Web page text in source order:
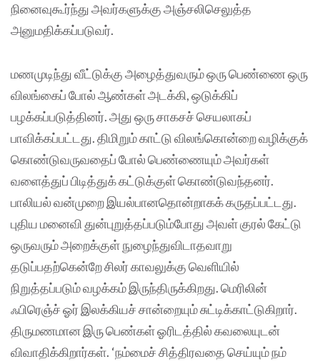
நினைவுகூர்ந்து அவர்களுக்கு அஞ்சலிசெலுத்த
அனுமதிக்கப்படுவர்.
மணமுடிந்து வீட்டுக்கு அழைத்துவரும் ஒரு பெண்ணை ஒரு
விலங்கைப் போல் ஆண்கள் அடக்கி, ஒடுக்கிப்
பழக்கப்படுத்தினர். அது ஒரு சாகசச் செயலாகப்
பாவிக்கப்பட்டது. திமிறும் காட்டு விலங்கொன்றை வழிக்குக்
கொண்டுவருவதைப் போல் பெண்ணையும் அவர்கள்
வளைத்துப் பிடித்துக் கட்டுக்குள் கொண்டுவந்தனர்.
பாலியல் வன்முறை இயல்பானதொன்றாகக் கருதப்பட்டது.
புதிய மனைவி துன்புறுத்தப்படும்போது அவள் குரல் கேட்டு
ஒருவரும் அறைக்குள் நுழைந்துவிடாதவாறு
தடுப்பதற்கென்றே சிலர் காவலுக்கு வெளியில்
நிறுத்தப்படும் வழக்கம் இருந்திருக்கிறது. மெரிலின்
ஃபிரெஞ்ச் ஓர் இலக்கியச் சான்றையும் சுட்டிக்காட்டுகிறார்.
திருமணமான இரு பெண்கள் ஓரிடத்தில் கவலையுடன்
விவாதிக்கிறார்கள். ‘நம்மைச் சித்திரவதை செய்யும் நம்